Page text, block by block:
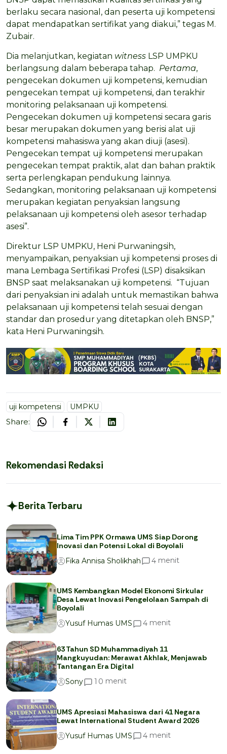
berlaku secara nasional, dan peserta uji kompetensi
dapat mendapatkan sertifikat yang diakui,” tegas M.
Zubair.
Dia melanjutkan, kegiatan witness LSP UMPKU
berlangsung dalam beberapa tahap. Pertama,
pengecekan dokumen uji kompetensi, kemudian
pengecekan tempat uji kompetensi, dan terakhir
monitoring pelaksanaan uji kompetensi.
Pengecekan dokumen uji kompetensi secara garis
besar merupakan dokumen yang berisi alat uji
kompetensi mahasiswa yang akan diuji (asesi).
Pengecekan tempat uji kompetensi merupakan
pengecekan tempat praktik, alat dan bahan praktik
serta perlengkapan pendukung lainnya.
Sedangkan, monitoring pelaksanaan uji kompetensi
merupakan kegiatan penyaksian langsung
pelaksanaan uji kompetensi oleh asesor terhadap
asesi”.
Direktur LSP UMPKU, Heni Purwaningsih,
menyampaikan, penyaksian uji kompetensi proses di
mana Lembaga Sertifikasi Profesi (LSP) disaksikan
BNSP saat melaksanakan uji kompetensi. “Tujuan
dari penyaksian ini adalah untuk memastikan bahwa
pelaksanaan uji kompetensi telah sesuai dengan
standar dan prosedur yang ditetapkan oleh BNSP,”
kata Heni Purwaningsih.
uji kompetensi UMPKU
Share:
Rekomendasi Redaksi
Berita Terbaru
Lima Tim PPK Ormawa UMS Siap Dorong
Inovasi dan Potensi Lokal di Boyolali
Fika Annisa Sholikhah
4 menit
UMS Kembangkan Model Ekonomi Sirkular
Desa Lewat Inovasi Pengelolaan Sampah di
Boyolali
Yusuf Humas UMS
4 menit
63 Tahun SD Muhammadiyah 11
Mangkuyudan: Merawat Akhlak, Menjawab
Tantangan Era Digital
Sony
1 0 menit
UMS Apresiasi Mahasiswa dari 41 Negara
Lewat International Student Award 2026
Yusuf Humas UMS
4 menit